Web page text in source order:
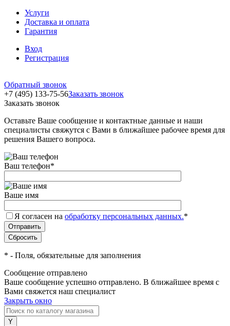
Услуги
Доставка и оплата
Гарантия
Вход
Регистрация
Обратный звонок
+7 (495) 133-75-56Заказать звонок
Заказать звонок
Оставьте Ваше сообщение и контактные данные и наши
специалисты свяжутся с Вами в ближайшее рабочее время для
решения Вашего вопроса.
Ваш телефон*
Ваше имя
Я согласен на обработку персональных данных.*
* - Поля, обязательные для заполнения
Сообщение отправлено
Ваше сообщение успешно отправлено. В ближайшее время с
Вами свяжется наш специалист
Закрыть окно